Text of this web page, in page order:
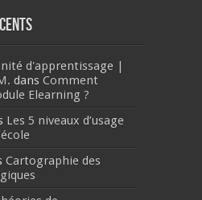
d'apprentissage |
dans Comment
Elearning ?
Les 5 niveaux d’usage
Cartographie des